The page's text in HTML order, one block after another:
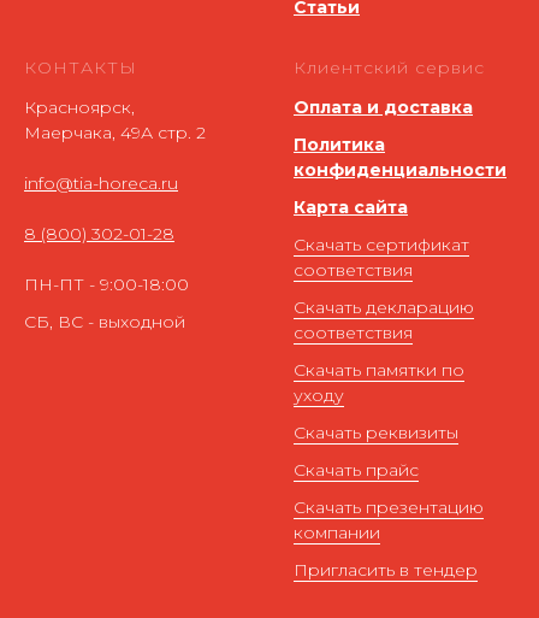
Статьи
КОНТАКТЫ
Красноярск,
Маерчака, 49А стр. 2
info@tia-horeca.ru
8 (800) 302-01-28
ПН-ПТ - 9:00-18:00
СБ, ВС - выходной
Клиентский сервис
Оплата и доставка
Политика
конфиденциальности
Карта сайта
Скачать сертификат
соответствия
Скачать декларацию
соответствия
Скачать памятки по
уходу
Скачать реквизиты
Скачать прайс
Скачать презентацию
компании
Пригласить в тендер